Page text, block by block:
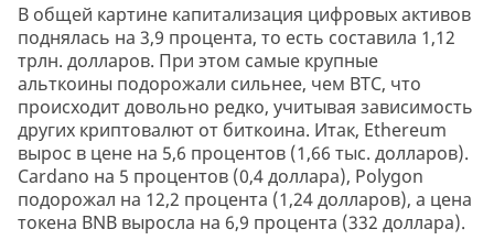
В общей картине капитализация цифровых активов
поднялась на 3,9 процента, то есть составила 1,12
трлн. долларов. При этом самые крупные
альткоины подорожали сильнее, чем BTC, что
происходит довольно редко, учитывая зависимость
других криптовалют от биткоина. Итак, Ethereum
вырос в цене на 5,6 процентов (1,66 тыс. долларов).
Cardano на 5 процентов (0,4 доллара), Polygon
подорожал на 12,2 процента (1,24 долларов), а цена
токена BNB выросла на 6,9 процента (332 доллара).